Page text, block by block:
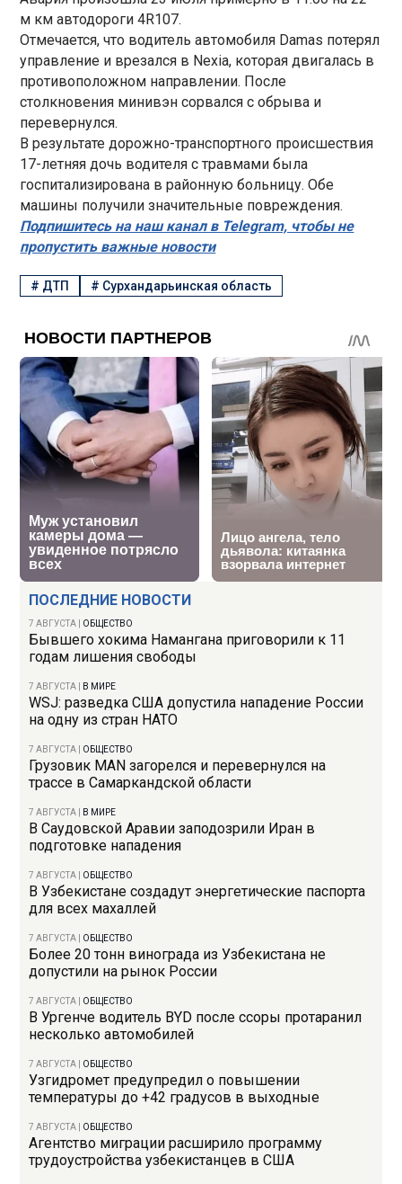
ПОСЛЕДНИЕ НОВОСТИ
7 АВГУСТА ОБЩЕСТВО
Бывшего хокима Намангана приговорили к 11
годам лишения свободы
7 АВГУСТА В МИРЕ
WSJ: разведка США допустила нападение России
на одну из стран НАТО
7 АВГУСТА ОБЩЕСТВО
Грузовик MAN загорелся и перевернулся на
трассе в Самаркандской области
7 АВГУСТА В МИРЕ
В Саудовской Аравии заподозрили Иран в
подготовке нападения
7 АВГУСТА ОБЩЕСТВО
В Узбекистане создадут энергетические паспорта
для всех махаллей
7 АВГУСТА ОБЩЕСТВО
Более 20 тонн винограда из Узбекистана не
допустили на рынок России
7 АВГУСТА ОБЩЕСТВО
В Ургенче водитель BYD после ссоры протаранил
несколько автомобилей
7 АВГУСТА ОБЩЕСТВО
Узгидромет предупредил о повышении
температуры до +42 градусов в выходные
7 АВГУСТА ОБЩЕСТВО
Агентство миграции расширило программу
трудоустройства узбекистанцев в США
м км автодороги 4R107.
Отмечается, что водитель автомобиля Damas потерял
управление и врезался в Nexia, которая двигалась в
противоположном направлении. После
столкновения минивэн сорвался с обрыва и
перевернулся.
В результате дорожно-транспортного происшествия
17-летняя дочь водителя с травмами была
госпитализирована в районную больницу. Обе
машины получили значительные повреждения.
Подпишитесь на наш канал в Telegram, чтобы не
пропустить важные новости
# ДТП # Сурхандарьинская область